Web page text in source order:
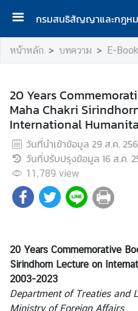
กรมสนธิสัญญาและกฎห
ห
น้
เ
ร
ก
เ
กี่
ว
ก
ร
ม
หน้าหลัก บทความ E-Book
20 Years
Maha Chakri
International
วันที่นำเข้าข้อมูล 29 ส.ค.
วันที่ปรับปรุงข้อมูล 16 ส.ค.
11,789 view
20 Years Commemorative
Sirindhorn Lecture on
2003-2023
Department of Treaties and
Ministry of Foreign Affairs